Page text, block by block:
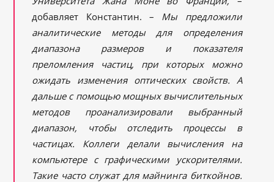
добавляет Константин. – Мы предложили
аналитические методы для определения
диапазона размеров и показателя
преломления частиц, при которых можно
ожидать изменения оптических свойств. А
дальше с помощью мощных вычислительных
методов проанализировали выбранный
диапазон, чтобы отследить процессы в
частицах. Коллеги делали вычисления на
компьютере с графическими ускорителями.
Такие часто служат для майнинга биткойнов.